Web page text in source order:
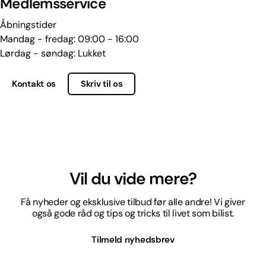
Åbningstider
Mandag - fredag: 09:00 - 16:00
Lørdag - søndag: Lukket
Kontakt os Skriv til os
Vil du vide mere?
Få nyheder og eksklusive tilbud før alle andre! Vi giver
også gode råd og tips og tricks til livet som bilist.
Tilmeld nyhedsbrev